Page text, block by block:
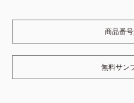
商品番
無料サン